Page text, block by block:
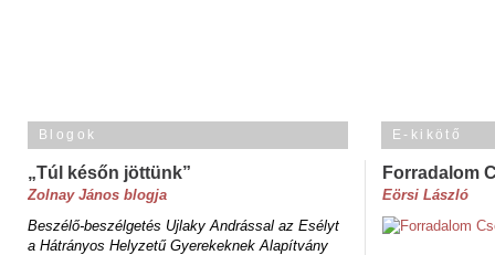
Blogok
„Túl későn jöttünk”
Zolnay János blogja
Beszélő-beszélgetés Ujlaky Andrással az Esélyt
a Hátrányos Helyzetű Gyerekeknek Alapítvány
E-kikötő
Forradalom
Eörsi László